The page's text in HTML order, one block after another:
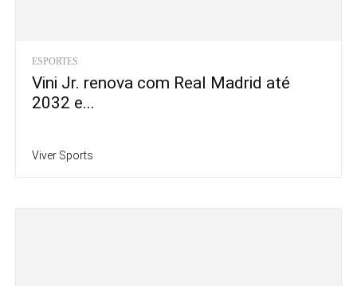
ESPORTES
Vini Jr. renova com Real Madrid até
2032 e...
Viver Sports